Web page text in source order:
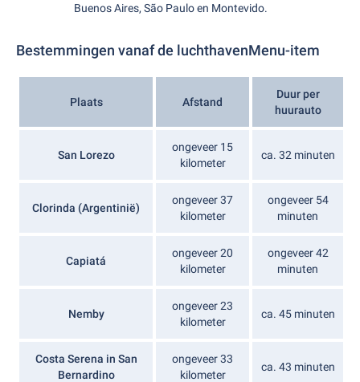
Buenos Aires, São Paulo en Montevido.
Bestemmingen vanaf de luchthavenMenu-item
Plaats Afstand
Duur per
huurauto
San Lorezo
ongeveer 15
kilometer
ca. 32 minuten
Clorinda (Argentinië)
ongeveer 37
kilometer
ongeveer 54
minuten
Capiatá
ongeveer 20
kilometer
ongeveer 42
minuten
Nemby
ongeveer 23
kilometer
ca. 45 minuten
Costa Serena in San
Bernardino
ongeveer 33
kilometer
ca. 43 minuten